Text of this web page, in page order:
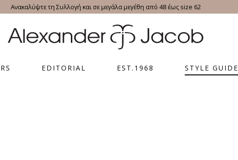
Ανακαλύψτε τη Συλλογή και σε μεγάλα μεγέθη από 48 έως size 62
EDITORIAL EST.1968 STYLE GUIDE